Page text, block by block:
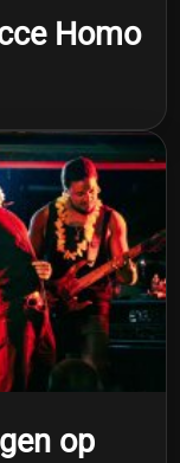
Homo
op